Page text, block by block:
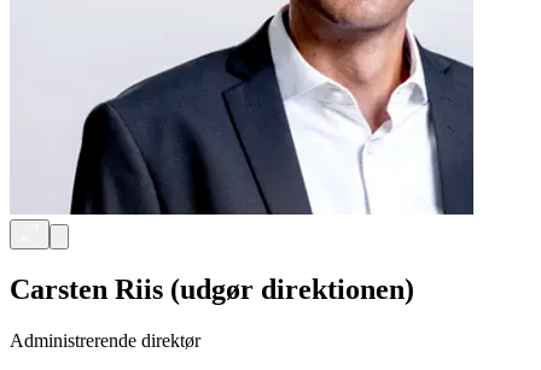
Carsten Riis (udgør direktionen)
Administrerende direktør